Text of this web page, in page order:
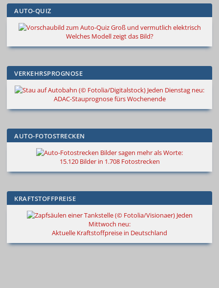
AUTO-QUIZ
Groß und vermutlich elektrisch
Welches Modell zeigt das Bild?
VERKEHRSPROGNOSE
Jeden Dienstag neu:
ADAC-Stauprognose fürs Wochenende
AUTO-FOTOSTRECKEN
Bilder sagen mehr als Worte:
15.120 Bilder in 1.708 Fotostrecken
KRAFTSTOFFPREISE
Jeden
Mittwoch neu:
Aktuelle Kraftstoffpreise in Deutschland